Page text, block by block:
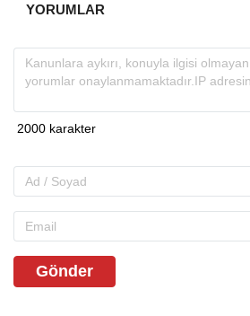
YORUMLAR
Gönder